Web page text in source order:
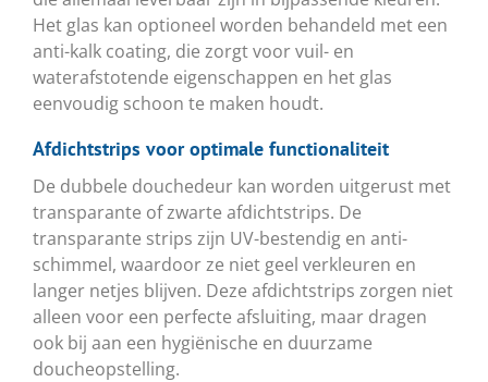
Het glas kan optioneel worden behandeld met een
anti-kalk coating, die zorgt voor vuil- en
waterafstotende eigenschappen en het glas
eenvoudig schoon te maken houdt.
Afdichtstrips voor optimale functionaliteit
De dubbele douchedeur kan worden uitgerust met
transparante of zwarte afdichtstrips. De
transparante strips zijn UV-bestendig en anti-
schimmel, waardoor ze niet geel verkleuren en
langer netjes blijven. Deze afdichtstrips zorgen niet
alleen voor een perfecte afsluiting, maar dragen
ook bij aan een hygiënische en duurzame
doucheopstelling.